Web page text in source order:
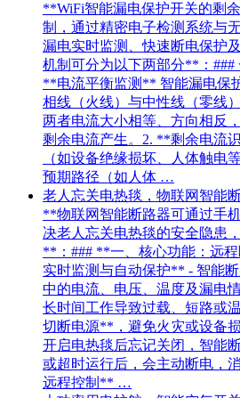
**WiFi智能漏电保护开关的剩
制，通过精密电子检测系统与
漏电实时监测、快速断电保护
机制可分为以下两部分**：###
**电流平衡监测** 智能漏电保
相线（火线）与中性线（零线
两者电流大小相等、方向相反
剩余电流产生。2. **剩余电流
（如设备绝缘损坏、人体触电
预期路径（如人体 …
老人忘关电热毯，物联网智能
**物联网智能断路器可通过手
决老人忘关电热毯的安全隐患
**：### **一、核心功能：远
实时监测与自动保护** - 智能
中的电流、电压、温度及漏电
长时间工作导致过载、短路或
切断电源**，避免火灾或设备
开启电热毯后忘记关闭，智能
或超时运行后，会主动断电，
远程控制** …